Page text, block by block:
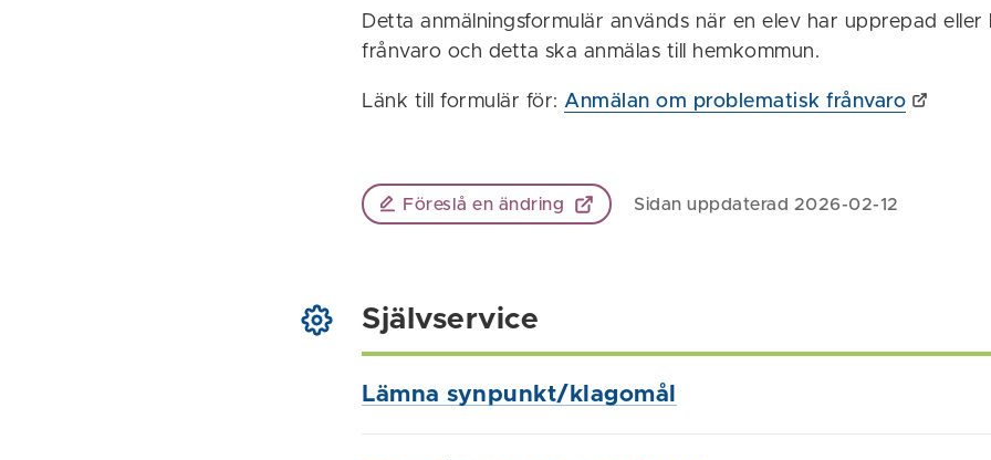
Detta anmälningsformulär används när en elev har upprepad eller
frånvaro och detta ska anmälas till hemkommun.
Länk till formulär för: Anmälan om problematisk frånvaro
Föreslå en ändring Sidan uppdaterad 2026-02-12
Självservice
Lämna synpunkt/klagomål